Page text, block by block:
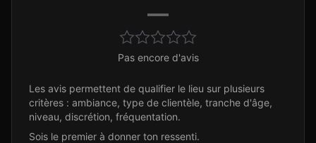
—
Pas encore d'avis
Les avis permettent de qualifier le lieu sur plusieurs
critères : ambiance, type de clientèle, tranche d'âge,
niveau, discrétion, fréquentation.
Sois le premier à donner ton ressenti.